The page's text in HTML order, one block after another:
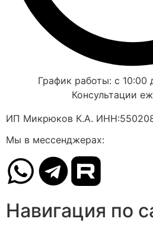
График работы: с
Консультации
ИП Микрюков К.А.
Мы в мессенджерах:
Навигация по